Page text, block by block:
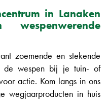
in Lanaken
zoemende en stekende
de wespen bij je tuin- of
actie. Kom langs in ons
wegjaarproducten in huis